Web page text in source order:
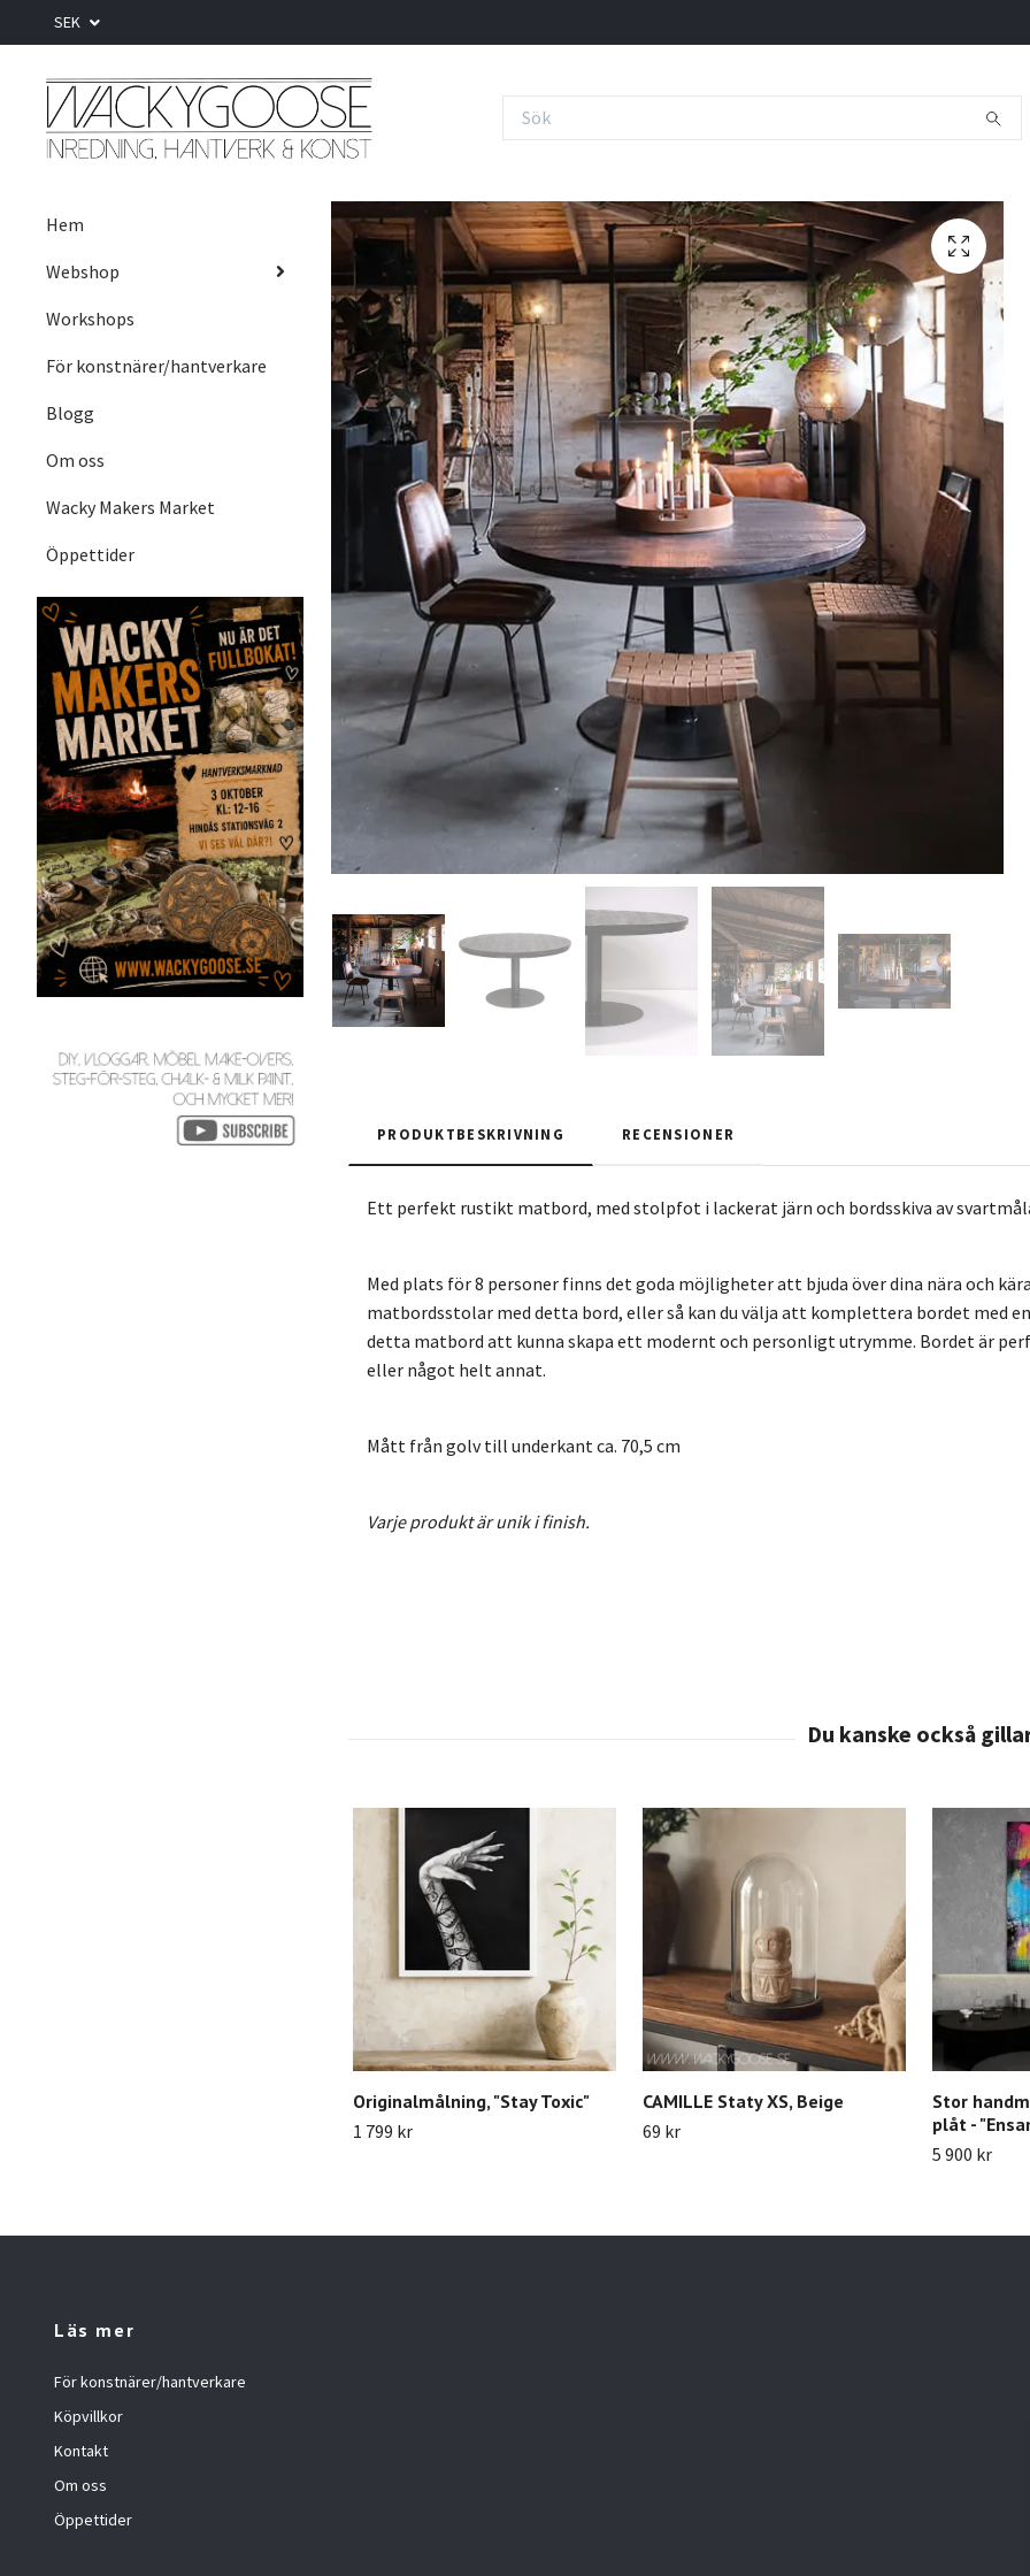
SEK
Hem
Webshop
Workshops
För konstnärer/hantverkare
Blogg
Om oss
Wacky Makers Market
Öppettider
PRODUKTBESKRIVNING RECENSIONER
Ett perfekt rustikt matbord, med stolpfot i lackerat järn och bordsskiva av
Med plats för 8 personer finns det goda möjligheter att bjuda över dina nära och
matbordsstolar med detta bord, eller så kan du välja att komplettera bordet med
detta matbord att kunna skapa ett modernt och personligt utrymme. Bordet är
eller något helt annat.
Mått från golv till underkant ca. 70,5 cm
Varje produkt är unik i finish.
Originalmålning, "Stay Toxic"
1 799 kr
CAMILLE Staty XS, Beige
69 kr
Stor
plåt -
5 900 kr
Läs mer
För konstnärer/hantverkare
Köpvillkor
Kontakt
Om oss
Öppettider